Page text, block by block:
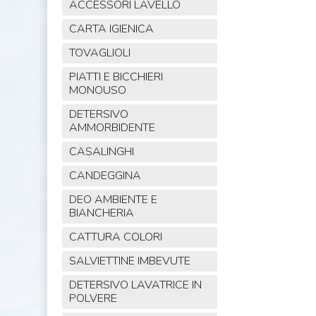
ACCESSORI LAVELLO
CARTA IGIENICA
TOVAGLIOLI
PIATTI E BICCHIERI
MONOUSO
DETERSIVO
AMMORBIDENTE
CASALINGHI
CANDEGGINA
DEO AMBIENTE E
BIANCHERIA
CATTURA COLORI
SALVIETTINE IMBEVUTE
DETERSIVO LAVATRICE IN
POLVERE